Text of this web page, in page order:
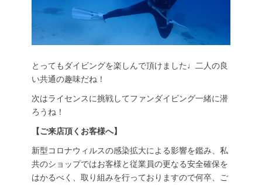
とってもダイビングを楽しんで頂けました♩二人の良
い共通の趣味だね！
次はライセンスに挑戦してファンダイビング一緒に潜
ろうね！
【ご来店頂くお客様へ】
新型コロナウィルスの感染拡大による影響を鑑み、私
共のショップではお客様と従業員の更なる安全確保を
はかるべく、取り組みを行っておりますので何卒、ご